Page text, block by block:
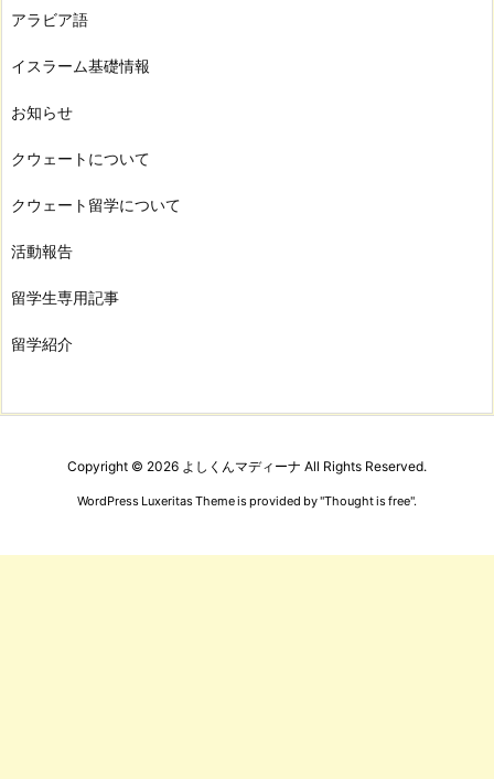
アラビア語
イスラーム基礎情報
お知らせ
クウェートについて
クウェート留学について
活動報告
留学生専用記事
留学紹介
Copyright © 2026 よしくんマディーナ All Rights Reserved.
WordPress Luxeritas Theme is provided by "Thought is free".